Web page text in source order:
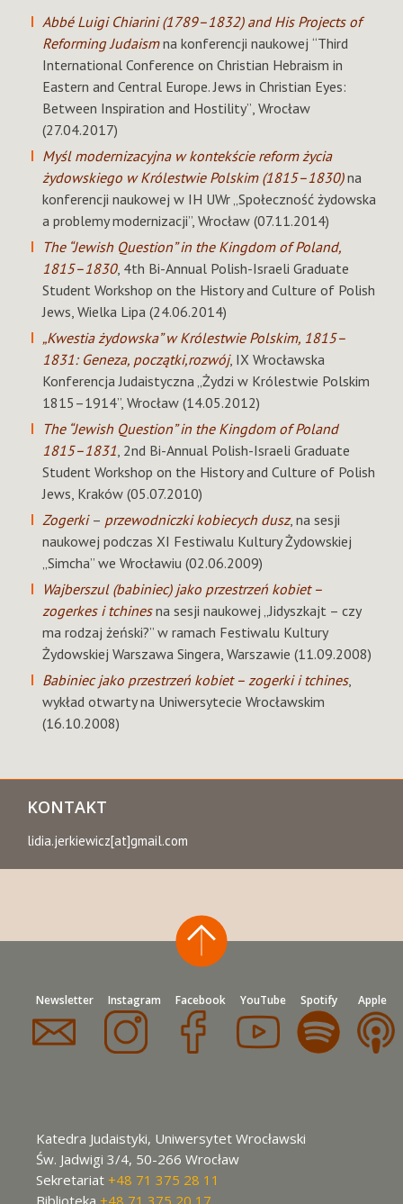
Abbé Luigi Chiarini (1789–1832) and His Projects of
Reforming Judaismna konferencji naukowej “Third
International Conference on Christian Hebraism in
Eastern and Central Europe. Jews in Christian Eyes:
Between Inspiration and Hostility”, Wrocław
(27.04.2017)
Myśl modernizacyjna w kontekście reform życia
żydowskiego w Królestwie Polskim (1815–1830)na
konferencji naukowej w IH UWr „Społeczność żydowska
a problemy modernizacji”, Wrocław (07.11.2014)
The “Jewish Question” in the Kingdom of Poland,
1815–1830, 4th Bi-Annual Polish-Israeli Graduate
Student Workshop on the History and Culture of Polish
Jews, Wielka Lipa (24.06.2014)
„Kwestia żydowska” w Królestwie Polskim, 1815–
1831: Geneza, początki,rozwój, IX Wrocławska
Konferencja Judaistyczna „Żydzi w Królestwie Polskim
1815–1914”, Wrocław (14.05.2012)
The “Jewish Question” in the Kingdom of Poland
1815–1831, 2nd Bi-Annual Polish-Israeli Graduate
Student Workshop on the History and Culture of Polish
Jews, Kraków (05.07.2010)
Zogerki – przewodniczki kobiecych dusz, na sesji
naukowej podczas XI Festiwalu Kultury Żydowskiej
„Simcha” we Wrocławiu (02.06.2009)
Wajberszul (babiniec) jako przestrzeń kobiet –
zogerkes i tchinesna sesji naukowej „Jidyszkajt – czy
ma rodzaj żeński?” w ramach Festiwalu Kultury
Żydowskiej Warszawa Singera, Warszawie (11.09.2008)
Babiniec jako przestrzeń kobiet – zogerki i tchines,
wykład otwarty na Uniwersytecie Wrocławskim
(16.10.2008)
KONTAKT
lidia.jerkiewicz[at]gmail.com
Newsletter Instagram Facebook YouTube Spotify Apple
Katedra Judaistyki, Uniwersytet Wrocławski
Św. Jadwigi 3/4, 50-266 Wrocław
Sekretariat +48 71 375 28 11